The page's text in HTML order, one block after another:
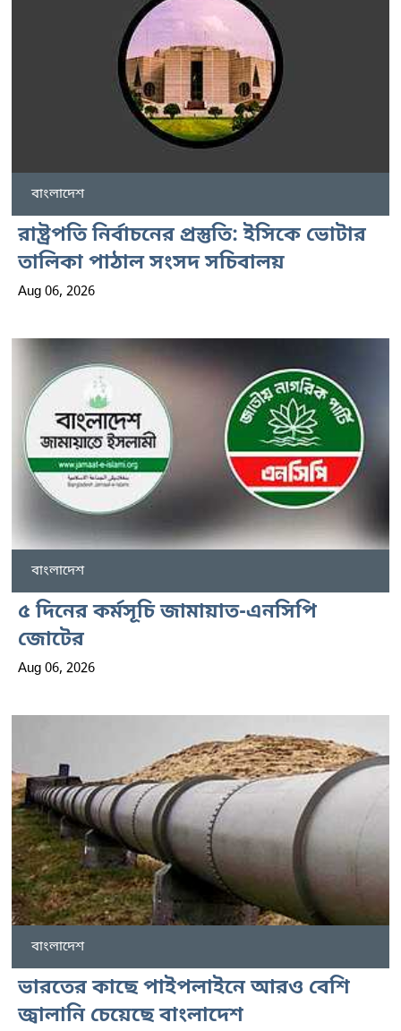
বাংলাদেশ
রাষ্ট্রপতি নির্বাচনের প্রস্তুতি: ইসিকে ভোটার
তালিকা পাঠাল সংসদ সচিবালয়
Aug 06, 2026
বাংলাদেশ
৫ দিনের কর্মসূচি জামায়াত-এনসিপি
জোটের
Aug 06, 2026
বাংলাদেশ
ভারতের কাছে পাইপলাইনে আরও বেশি
জ্বালানি চেয়েছে বাংলাদেশ